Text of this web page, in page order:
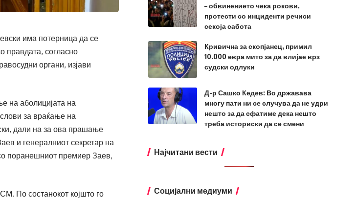
има потерница да се
правдата, согласно
органи, изјави
на аболицијата на
за враќање на
дали на за ова прашање
и генералниот секретар на
поранешниот премиер Заев,
По состанокот којшто го
– обвинението чека рокови,
протести со инциденти речиси
секоја сабота
Кривична за скопјанец, примил
10.000 евра мито за да влијае врз
судски одлуки
Д-р Сашко Кедев: Во државава
многу пати ни се случува да не удри
нешто за да сфатиме дека нешто
треба историски да се смени
Најчитани вести
Социјални медиуми